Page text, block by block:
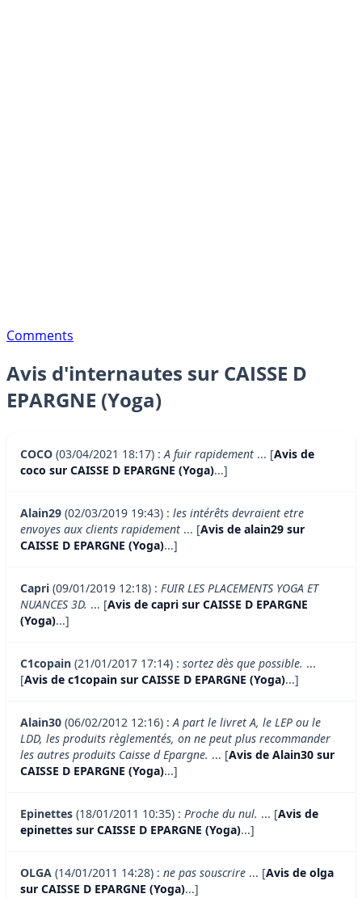
Comments
Avis d'internautes sur CAISSE D
EPARGNE (Yoga)
COCO (03/04/2021 18:17) :A fuir rapidement ... [Avis de
coco sur CAISSE D EPARGNE (Yoga)...]
Alain29 (02/03/2019 19:43) : les intérêts devraient etre
envoyes aux clients rapidement ... [Avis de alain29 sur
CAISSE D EPARGNE (Yoga)...]
Capri (09/01/2019 12:18) : FUIR LES PLACEMENTS YOGA ET
NUANCES 3D. ... [Avis de capri sur CAISSE D EPARGNE
(Yoga)...]
C1copain (21/01/2017 17:14) : sortez dès que possible. ...
[Avis de c1copain sur CAISSE D EPARGNE (Yoga)...]
Alain30 (06/02/2012 12:16) :A part le livret A, le LEP ou le
LDD, les produits règlementés, on ne peut plus recommander
les autres produits Caisse d Epargne. ... [Avis de Alain30 sur
CAISSE D EPARGNE (Yoga)...]
Epinettes (18/01/2011 10:35) : Proche du nul. ... [Avis de
epinettes sur CAISSE D EPARGNE (Yoga)...]
OLGA (14/01/2011 14:28) : ne pas souscrire ... [Avis de olga
sur CAISSE D EPARGNE (Yoga)...]